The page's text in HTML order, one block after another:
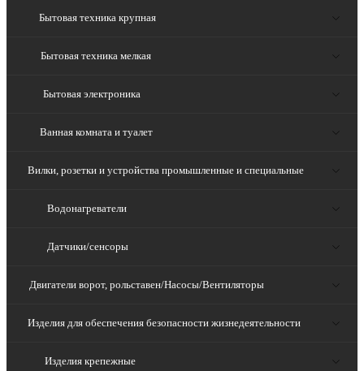
Бытовая техника крупная
Бытовая техника мелкая
Бытовая электроника
Ванная комната и туалет
Вилки, розетки и устройства промышленные и специальные
Водонагреватели
Датчики/сенсоры
Двигатели ворот, рольставен/Насосы/Вентиляторы
Изделия для обеспечения безопасности жизнедеятельности
Изделия крепежные